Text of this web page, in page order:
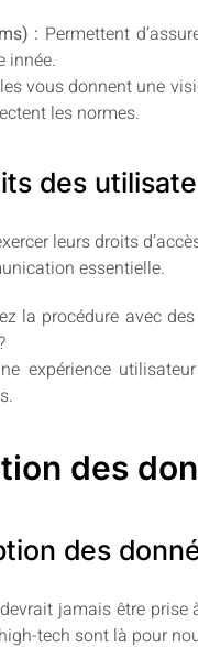
: Permettent
innée.
vous donnent une
les normes.
des
leurs droits
essentielle.
la procédure avec
expérience
des
des
jamais être prise
tech sont là pour